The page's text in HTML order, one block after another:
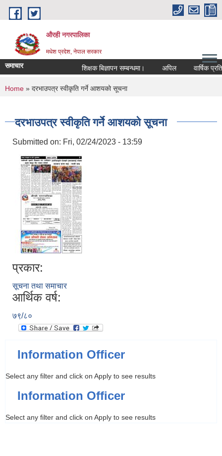
Skip to main content
औरही नगरपालिका
मधेश प्रदेश, नेपाल सरकार
समाचार शिक्षक बिज्ञापन सम्बन्धमा। अपिल वार्षिक
You are here
Home » दरभाउपत्र स्वीकृति गर्ने आशयको सूचना
दरभाउपत्र स्वीकृति गर्ने आशयको सूचना
Submitted on: Fri, 02/24/2023 - 13:59
प्रकार:
सूचना तथा समाचार
आर्थिक वर्ष:
७९/८०
Information Officer
Select any filter and click on Apply to see results
Information Officer
Select any filter and click on Apply to see results